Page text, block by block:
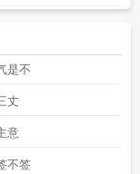
是不
丈
意
不签